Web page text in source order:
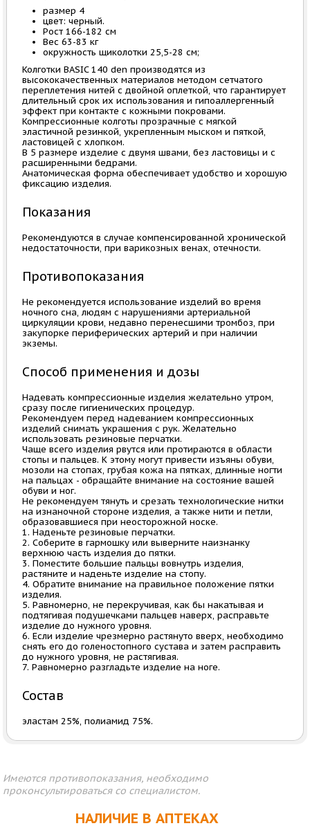
размер 4
цвет: черный.
Рост 166-182 см
Вес 63-83 кг
окружность щиколотки 25,5-28 см;
Колготки BASIC 140 den производятся из
высококачественных материалов методом сетчатого
переплетения нитей с двойной оплеткой, что гарантирует
длительный срок их использования и гипоаллергенный
эффект при контакте с кожными покровами.
Компрессионные колготы прозрачные с мягкой
эластичной резинкой, укрепленным мыском и пяткой,
ластовицей с хлопком.
В 5 размере изделие с двумя швами, без ластовицы и с
расширенными бедрами.
Анатомическая форма обеспечивает удобство и хорошую
фиксацию изделия.
Показания
Рекомендуются в случае компенсированной хронической
недостаточности, при варикозных венах, отечности.
Противопоказания
Не рекомендуется использование изделий во время
ночного сна, людям с нарушениями артериальной
циркуляции крови, недавно перенесшими тромбоз, при
закупорке периферических артерий и при наличии
экземы.
Способ применения и дозы
Надевать компрессионные изделия желательно утром,
сразу после гигиенических процедур.
Рекомендуем перед надеванием компрессионных
изделий снимать украшения с рук. Желательно
использовать резиновые перчатки.
Чаще всего изделия рвутся или протираются в области
стопы и пальцев. К этому могут привести изъяны обуви,
мозоли на стопах, грубая кожа на пятках, длинные ногти
на пальцах - обращайте внимание на состояние вашей
обуви и ног.
Не рекомендуем тянуть и срезать технологические нитки
на изнаночной стороне изделия, а также нити и петли,
образовавшиеся при неосторожной носке.
1. Наденьте резиновые перчатки.
2. Соберите в гармошку или выверните наизнанку
верхнюю часть изделия до пятки.
3. Поместите большие пальцы вовнутрь изделия,
растяните и наденьте изделие на стопу.
4. Обратите внимание на правильное положение пятки
изделия.
5. Равномерно, не перекручивая, как бы накатывая и
подтягивая подушечками пальцев наверх, расправьте
изделие до нужного уровня.
6. Если изделие чрезмерно растянуто вверх, необходимо
снять его до голеностопного сустава и затем расправить
до нужного уровня, не растягивая.
7. Равномерно разгладьте изделие на ноге.
Состав
эластам 25%, полиамид 75%.
Имеются противопоказания, необходимо
проконсультироваться со специалистом.
НАЛИЧИЕ В АПТЕКАХ